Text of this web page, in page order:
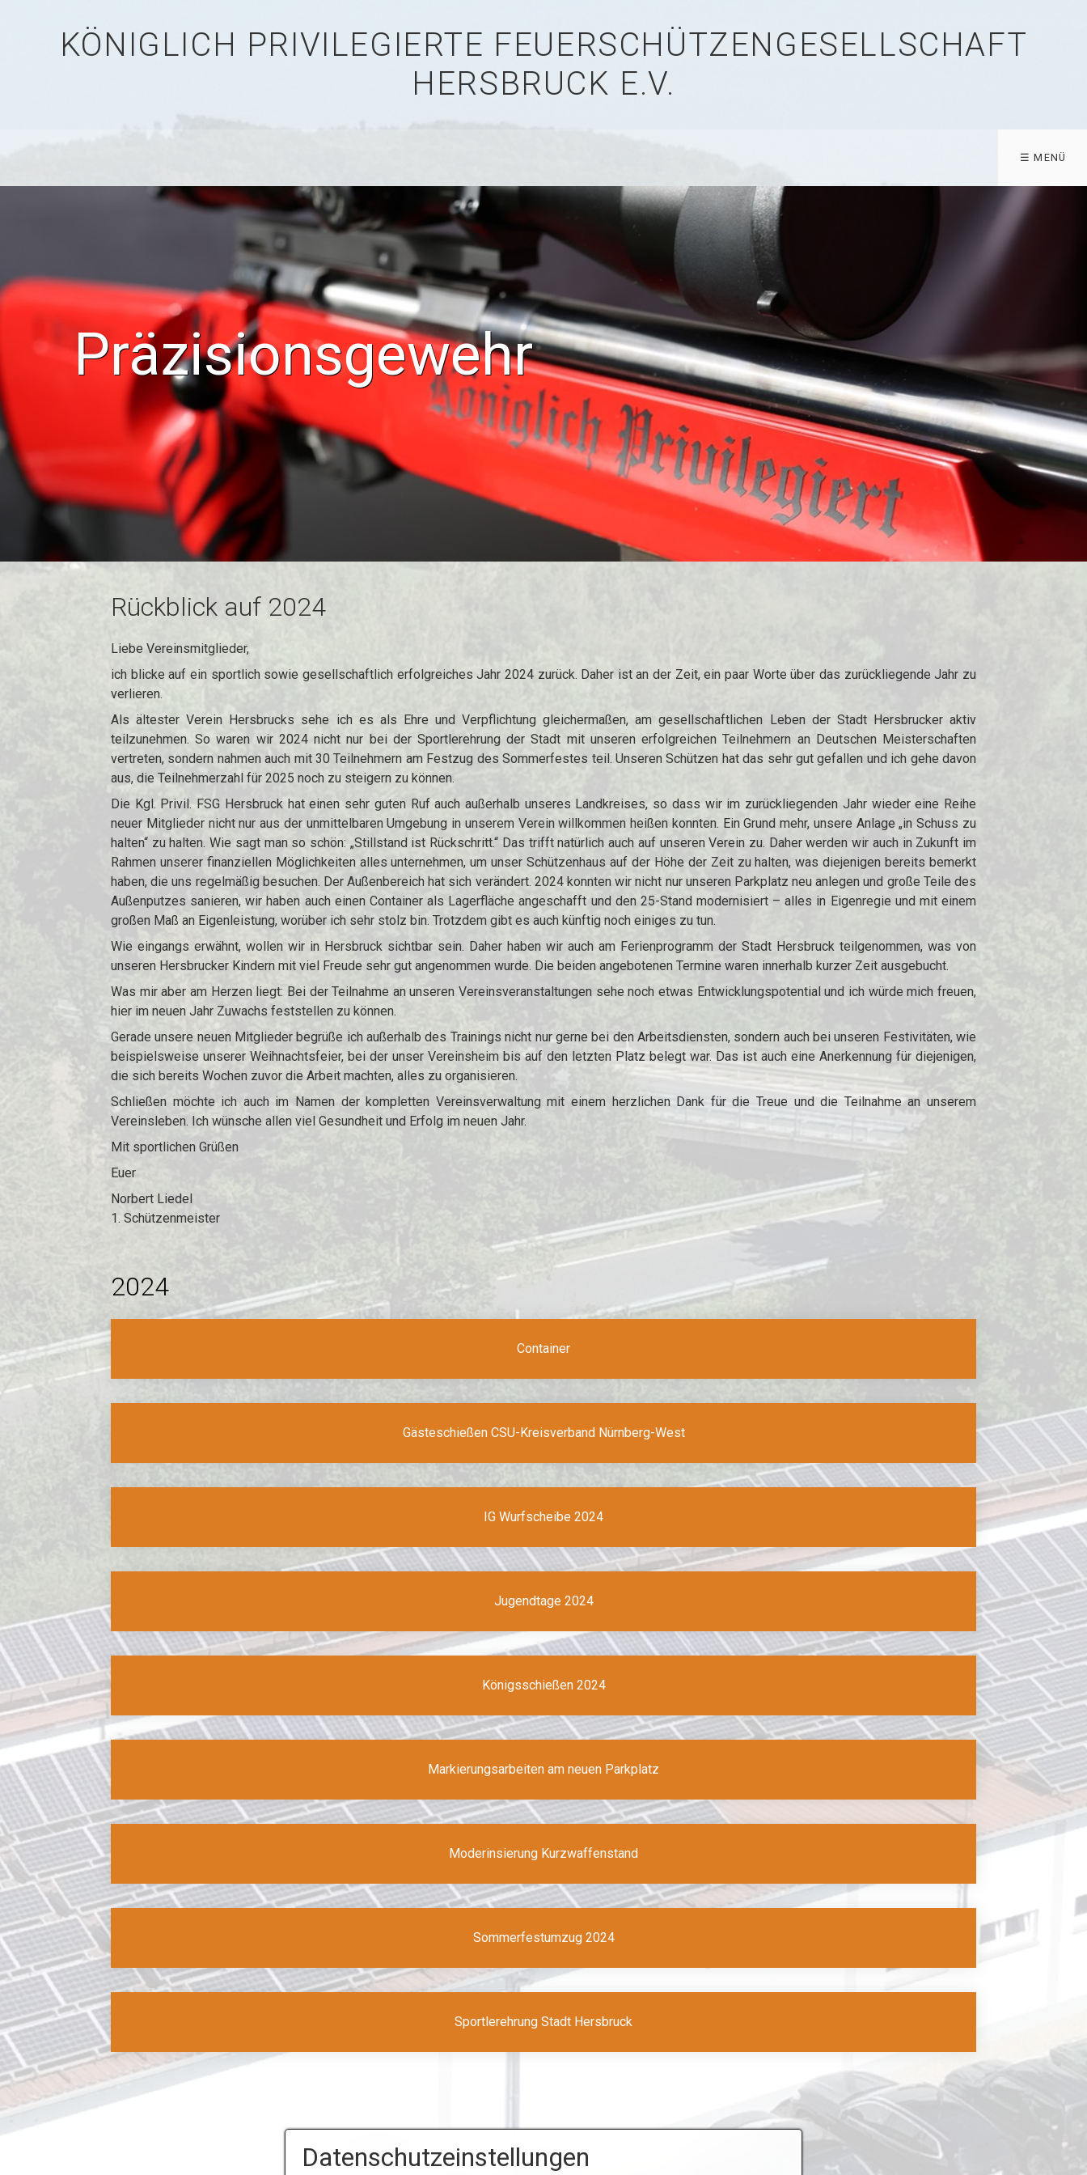
KÖNIGLICH PRIVILEGIERTE FEUERSCHÜTZENGESELLSCHAFT
HERSBRUCK E.V.
☰ MENÜ
Präzisionsgewehr
Rückblick auf 2024
Liebe Vereinsmitglieder,
ich blicke auf ein sportlich sowie gesellschaftlich erfolgreiches Jahr 2024 zurück. Daher ist an der Zeit, ein paar Worte über das zurückliegende Jahr zu
verlieren.
Als ältester Verein Hersbrucks sehe ich es als Ehre und Verpflichtung gleichermaßen, am gesellschaftlichen Leben der Stadt Hersbrucker aktiv
teilzunehmen. So waren wir 2024 nicht nur bei der Sportlerehrung der Stadt mit unseren erfolgreichen Teilnehmern an Deutschen Meisterschaften
vertreten, sondern nahmen auch mit 30 Teilnehmern am Festzug des Sommerfestes teil. Unseren Schützen hat das sehr gut gefallen und ich gehe davon
aus, die Teilnehmerzahl für 2025 noch zu steigern zu können.
Die Kgl. Privil. FSG Hersbruck hat einen sehr guten Ruf auch außerhalb unseres Landkreises, so dass wir im zurückliegenden Jahr wieder eine Reihe
neuer Mitglieder nicht nur aus der unmittelbaren Umgebung in unserem Verein willkommen heißen konnten. Ein Grund mehr, unsere Anlage „in Schuss zu
halten“ zu halten. Wie sagt man so schön: „Stillstand ist Rückschritt.“ Das trifft natürlich auch auf unseren Verein zu. Daher werden wir auch in Zukunft im
Rahmen unserer finanziellen Möglichkeiten alles unternehmen, um unser Schützenhaus auf der Höhe der Zeit zu halten, was diejenigen bereits bemerkt
haben, die uns regelmäßig besuchen. Der Außenbereich hat sich verändert. 2024 konnten wir nicht nur unseren Parkplatz neu anlegen und große Teile des
Außenputzes sanieren, wir haben auch einen Container als Lagerfläche angeschafft und den 25-Stand modernisiert – alles in Eigenregie und mit einem
großen Maß an Eigenleistung, worüber ich sehr stolz bin. Trotzdem gibt es auch künftig noch einiges zu tun.
Wie eingangs erwähnt, wollen wir in Hersbruck sichtbar sein. Daher haben wir auch am Ferienprogramm der Stadt Hersbruck teilgenommen, was von
unseren Hersbrucker Kindern mit viel Freude sehr gut angenommen wurde. Die beiden angebotenen Termine waren innerhalb kurzer Zeit ausgebucht.
Was mir aber am Herzen liegt: Bei der Teilnahme an unseren Vereinsveranstaltungen sehe noch etwas Entwicklungspotential und ich würde mich freuen,
hier im neuen Jahr Zuwachs feststellen zu können.
Gerade unsere neuen Mitglieder begrüße ich außerhalb des Trainings nicht nur gerne bei den Arbeitsdiensten, sondern auch bei unseren Festivitäten, wie
beispielsweise unserer Weihnachtsfeier, bei der unser Vereinsheim bis auf den letzten Platz belegt war. Das ist auch eine Anerkennung für diejenigen,
die sich bereits Wochen zuvor die Arbeit machten, alles zu organisieren.
Schließen möchte ich auch im Namen der kompletten Vereinsverwaltung mit einem herzlichen Dank für die Treue und die Teilnahme an unserem
Vereinsleben. Ich wünsche allen viel Gesundheit und Erfolg im neuen Jahr.
Mit sportlichen Grüßen
Euer
Norbert Liedel
1. Schützenmeister
2024
Container
Gästeschießen CSU-Kreisverband Nürnberg-West
IG Wurfscheibe 2024
Jugendtage 2024
Königsschießen 2024
Markierungsarbeiten am neuen Parkplatz
Moderinsierung Kurzwaffenstand
Sommerfestumzug 2024
Sportlerehrung Stadt Hersbruck
Datenschutzeinstellungen